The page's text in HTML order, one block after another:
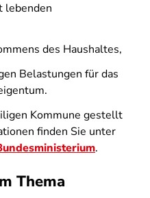
lebenden
des Haushaltes,
Belastungen für das
Kommune gestellt
finden Sie unter
.
Thema